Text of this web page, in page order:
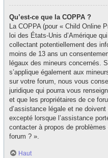
Qu’est-ce que la COPPA ?
La COPPA (pour « Child Online
loi des États-Unis d’Amérique
collectant potentiellement des
moins de 13 ans un
légaux des mineurs concernés.
s’applique également aux
sur votre forum, nous vous
juridique qui pourra vous
et que les propriétaires de ce
d’assistance légale et ne
excepté lorsque l’assistance
contacter à propos de problèmes
forum ? ».
Haut